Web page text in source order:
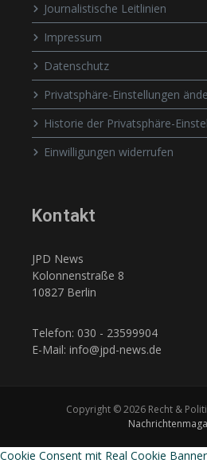
Journalistische Leitlinien
Impressum
Datenschutz
Privatsphäre-Einstellungen
Historie der Privatsphäre-
Einwilligungen widerrufen
Kontakt
JPD News
Kolonnenstraße 8
10827 Berlin
Telefon: 030 - 23599904
E-Mail: info@jpd-news.de
Copyright © 2026 Recht &
Cookie Consent mit Real Cookie Banner